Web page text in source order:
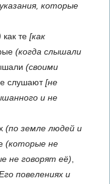
которые
как те [как
(когда слышали
(своими
слушают[не
и не
(по земле людей и
(которые не
не говорят её)
повелениях и